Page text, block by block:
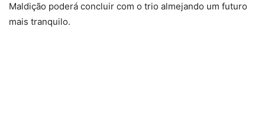
Maldição poderá concluir com o trio almejando um futuro
mais tranquilo.